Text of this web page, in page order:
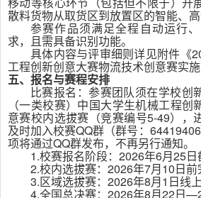
散料货物从取货区到放置区的智能、高
参赛作品须满足全程自动运行
求，且需具备识别功能。
具体内容与评审细则详见附件《
工程创新创意大赛物流技术创意赛实施
五、报名与赛程安排
比赛报名：参赛团队须在学校创
（一类校赛）中国大学生机械工程
意赛校内选拔赛（竞赛编号5-49），
及时加入校赛QQ群（群号：
项将通过QQ群发布，不再另行通知。
1.校赛报名阶段： 2026年6月25日
2.校内选拔赛： 2026年7月10日
3.区域选拔赛： 2026年8月1 日线
4.全国总决赛： 2026年8月22日—